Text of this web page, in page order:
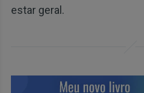
estar geral.